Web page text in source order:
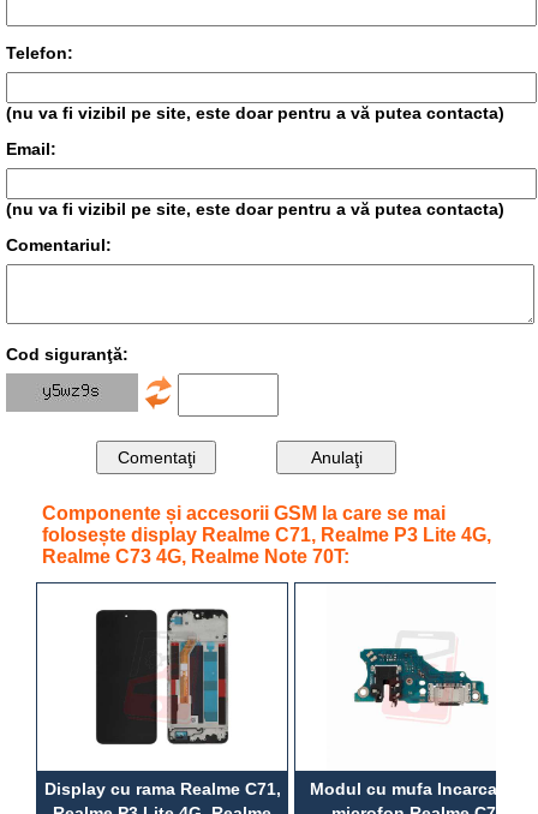
Telefon:
(nu va fi vizibil pe site, este doar pentru a vă putea contacta)
Email:
(nu va fi vizibil pe site, este doar pentru a vă putea contacta)
Comentariul:
Cod siguranţă:
Componente și accesorii GSM la care se mai
folosește display Realme C71, Realme P3 Lite 4G,
Realme C73 4G, Realme Note 70T:
Display cu rama Realme C71,
Modul cu mufa Incarcare si